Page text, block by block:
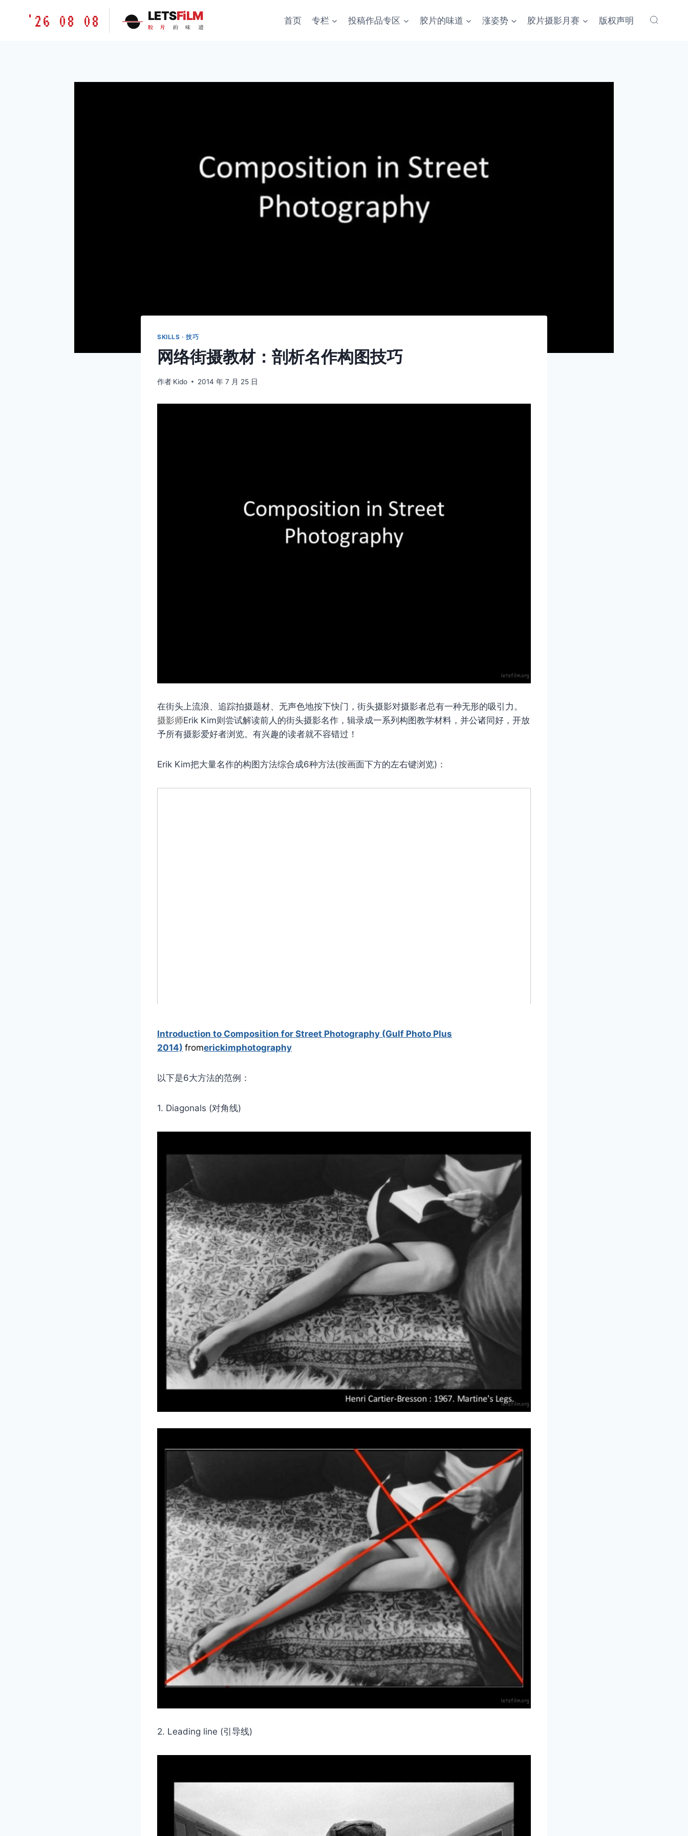
胶'26 08 08 LETSFiLM
胶 片 的 味 道
首页 专栏 投稿作品专区 胶片的味道 涨姿势 胶片摄影月赛 版权声明
SKILLS · 技巧
网络街摄教材：剖析名作构图技巧
作者 Kido 2014 年 7 月 25 日
在街头上流浪、追踪拍摄题材、无声色地按下快门，街头摄影对摄影者总有一种无形的吸引力。
摄影师Eri​​k Kim则尝试解读前人的街头摄影名作，辑录成一系列构图教学材料，并公诸同好，开放
予所有摄影爱好者浏览。有兴趣的读者就不容错过！
Erik Kim把大量名作的构图方法综合成6种方法(按画面下方的左右键浏览)：
Introduction to Composition for Street Photography (Gulf Photo Plus
2014) fromerickimphotography
以下是6大方法的范例：
1. Diagonals (对角线)
2. Leading line (引导线)